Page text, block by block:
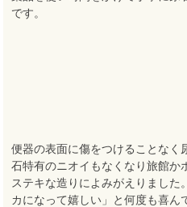
です。
便器の表面に傷をつけることなく
石特有のニオイもなくなり旅館か
ステキな造りによみがえりまし
カになって嬉しい」と何度も喜ん